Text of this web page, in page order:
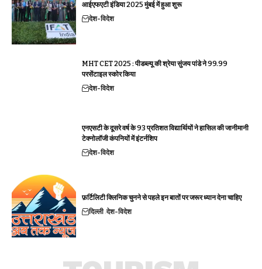
आईएफएटी इंडिया 2025 मुंबई में हुआ शुरू
देश-विदेश
MHT CET 2025 : पीडब्ल्यू की श्रेया सुंजय पांडे ने 99.99
परसेंटाइल स्कोर किया
देश-विदेश
एनएसटी के दूसरे वर्ष के 93 प्रतिशत विद्यार्थियों ने हासिल की जानीमानी
टेक्नोलॉजी कंपनियों में इंटर्नशिप
देश-विदेश
फ़र्टिलिटी क्लिनिक चुनने से पहले इन बातों पर जरूर ध्यान देना चाहिए
दिल्ली देश-विदेश